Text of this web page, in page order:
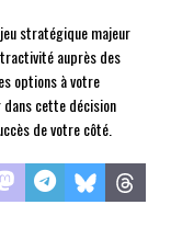
stratégique majeur
auprès des
options à votre
cette décision
de votre côté.